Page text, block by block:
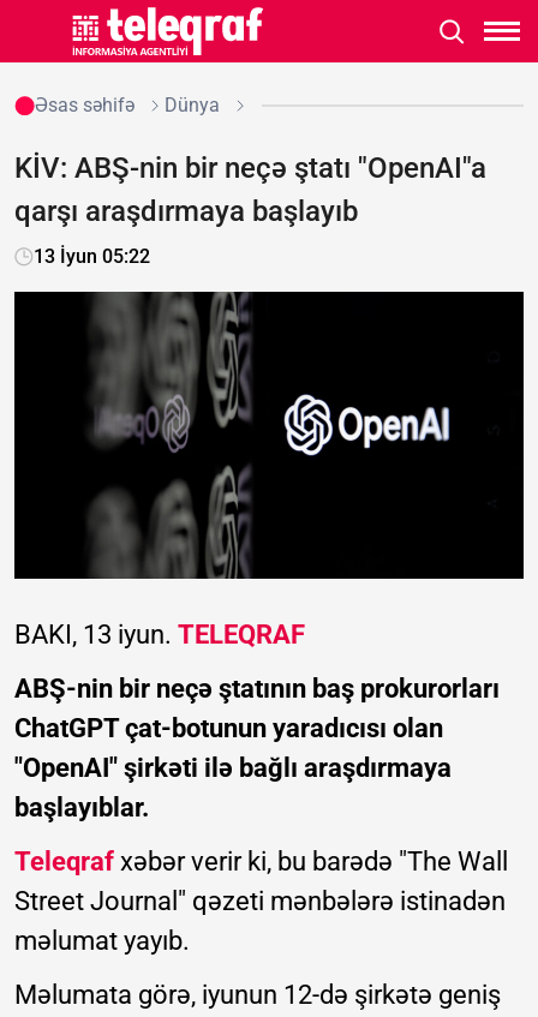
Əsas səhifə Dünya
KİV: ABŞ-nin bir neçə ştatı "OpenAI"a
qarşı araşdırmaya başlayıb
13 İyun 05:22
BAKI, 13 iyun. TELEQRAF
ABŞ-nin bir neçə ştatının baş prokurorları
ChatGPT çat-botunun yaradıcısı olan
"OpenAI" şirkəti ilə bağlı araşdırmaya
başlayıblar.
Teleqraf xəbər verir ki, bu barədə "The Wall
Street Journal" qəzeti mənbələrə istinadən
məlumat yayıb.
Məlumata görə, iyunun 12-də şirkətə geniş